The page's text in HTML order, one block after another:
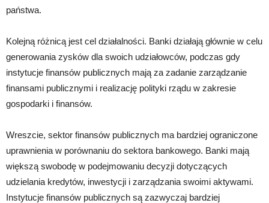
państwa.
Kolejną różnicą jest cel działalności. Banki działają głównie w celu
generowania zysków dla swoich udziałowców, podczas gdy
instytucje finansów publicznych mają za zadanie zarządzanie
finansami publicznymi i realizację polityki rządu w zakresie
gospodarki i finansów.
Wreszcie, sektor finansów publicznych ma bardziej ograniczone
uprawnienia w porównaniu do sektora bankowego. Banki mają
większą swobodę w podejmowaniu decyzji dotyczących
udzielania kredytów, inwestycji i zarządzania swoimi aktywami.
Instytucje finansów publicznych są zazwyczaj bardziej